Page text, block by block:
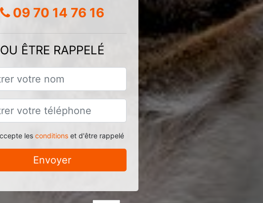
09 70 14 76 16
OU ÊTRE RAPPELÉ
les conditionset d'être rappelé
Envoyer